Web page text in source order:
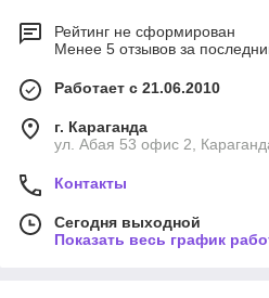
Рейтинг не сформирован
Менее 5 отзывов за
Работает с 21.06.2010
г. Караганда
ул. Абая 53 офис 2,
Контакты
Сегодня выходной
Показать весь график